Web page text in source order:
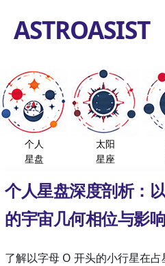
ASTROASIST
个人
星盘
太阳
星座
个人星盘深度剖析：
的宇宙几何相位与影
了解以字母 O 开头的小行星在占